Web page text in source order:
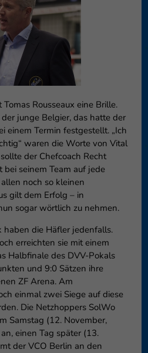
Rousseaux eine Brille.
junge Belgier, das hatte der
einem Termin festgestellt. „Ich
waren die Worte von Vital
der Chefcoach Recht
seinem Team auf jede
noch so kleinen
gilt dem Erfolg – in
sogar wörtlich zu nehmen.
haben die Häfler jedenfalls.
erreichten sie mit einem
Halbfinale des DVV-Pokals
und 9:0 Sätzen ihre
ZF Arena. Am
einmal zwei Siege auf diese
Die Netzhoppers SolWo
Samstag (12. November,
einen Tag später (13.
der VCO Berlin an den
Kategorien geben oder sich
lassen und so nur bestimmte
Cookies akzeptieren
Zurück
grundlegende Funktionen und sind für
erforderlich.
anzeigen
Social-Media-Plattformen werden
von externen Medien akzeptiert
anzeigen
Datenschutzerklärung Impressum